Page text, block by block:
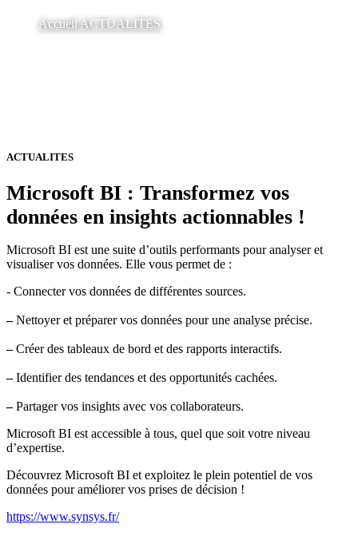
AccueilACTUALITES
ACTUALITES
Microsoft BI : Transformez vos
données en insights actionnables !
Microsoft BI est une suite d’outils performants pour analyser et
visualiser vos données. Elle vous permet de :
- Connecter vos données de différentes sources.
–Nettoyer et préparer vos données pour une analyse précise.
–Créer des tableaux de bord et des rapports interactifs.
–Identifier des tendances et des opportunités cachées.
–Partager vos insights avec vos collaborateurs.
Microsoft BI est accessible à tous, quel que soit votre niveau
d’expertise.
Découvrez Microsoft BI et exploitez le plein potentiel de vos
données pour améliorer vos prises de décision !
https://www.synsys.fr/